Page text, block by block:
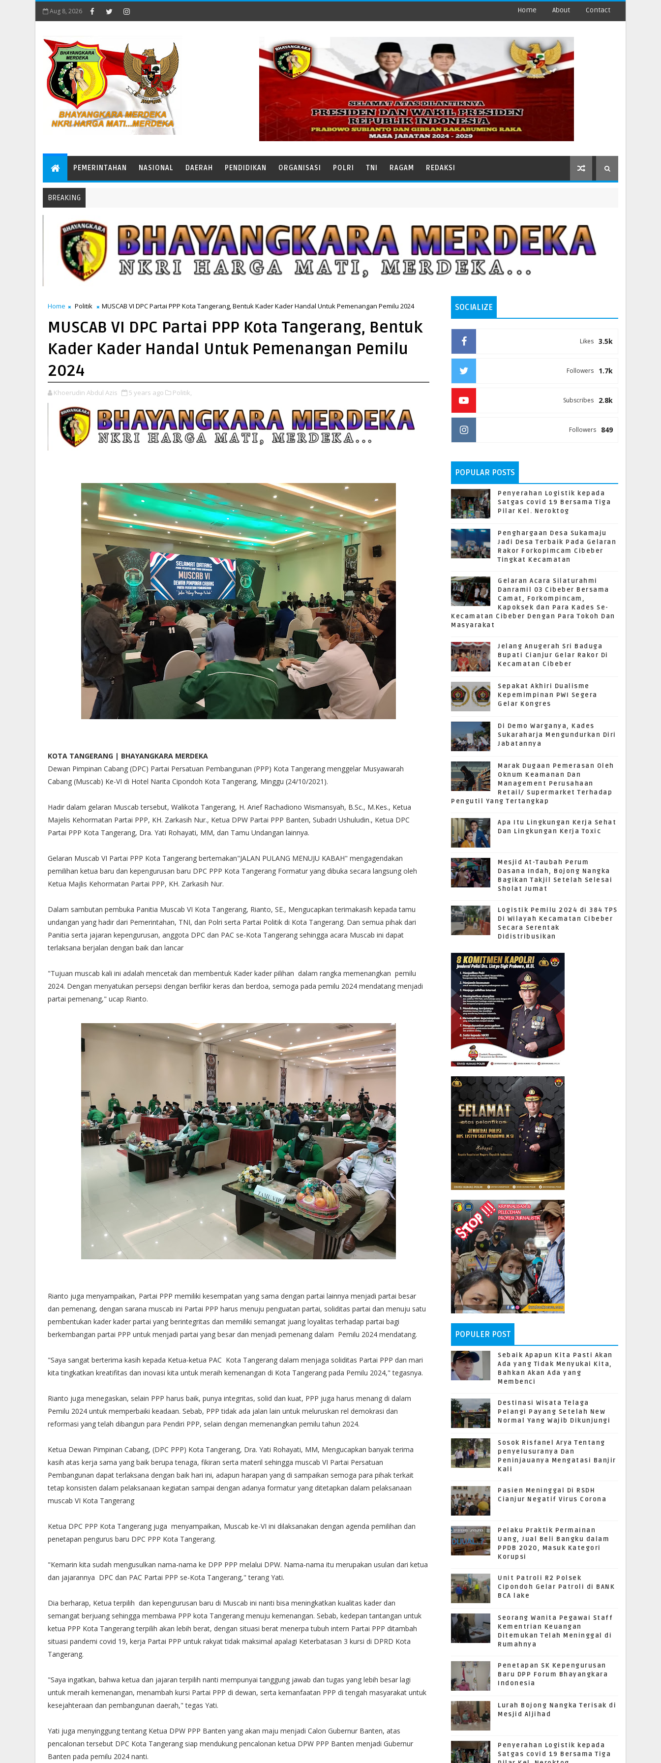
Aug 8, 2026 Home About Contact
PEMERINTAHAN NASIONAL DAERAH PENDIDIKAN ORGANISASI POLRI TNI RAGAM REDAKSI
BREAKING
Home Politik MUSCAB VI DPC Partai PPP Kota Tangerang, Bentuk Kader Kader Handal Untuk Pemenangan Pemilu 2024
MUSCAB VI DPC Partai PPP Kota Tangerang, Bentuk
Kader Kader Handal Untuk Pemenangan Pemilu
2024
Khoerudin Abdul Azis 5 years ago Politik,
KOTA TANGERANG | BHAYANGKARA MERDEKA
Dewan Pimpinan Cabang (DPC) Partai Persatuan Pembangunan (PPP) Kota Tangerang menggelar Musyawarah
Cabang (Muscab) Ke-VI di Hotel Narita Cipondoh Kota Tangerang, Minggu (24/10/2021).
Hadir dalam gelaran Muscab tersebut, Walikota Tangerang, H. Arief Rachadiono Wismansyah, B.Sc., M.Kes., Ketua
Majelis Kehormatan Partai PPP, KH. Zarkasih Nur., Ketua DPW Partai PPP Banten, Subadri Ushuludin., Ketua DPC
Partai PPP Kota Tangerang, Dra. Yati Rohayati, MM, dan Tamu Undangan lainnya.
Gelaran Muscab VI Partai PPP Kota Tangerang bertemakan"JALAN PULANG MENUJU KABAH" mengagendakan
pemilihan ketua baru dan kepengurusan baru DPC PPP Kota Tangerang Formatur yang dibuka secara langsung oleh
Ketua Majlis Kehormatan Partai PPP, KH. Zarkasih Nur.
Dalam sambutan pembuka Panitia Muscab VI Kota Tangerang, Rianto, SE., Mengucapkan terimakasih kepada tamu
undangan yang hadir dari Pemerintahan, TNI, dan Polri serta Partai Politik di Kota Tangerang. Dan semua pihak dari
Panitia serta jajaran kepengurusan, anggota DPC dan PAC se-Kota Tangerang sehingga acara Muscab ini dapat
terlaksana berjalan dengan baik dan lancar
"Tujuan muscab kali ini adalah mencetak dan membentuk Kader kader pilihan dalam rangka memenangkan pemilu
2024. Dengan menyatukan persepsi dengan berfikir keras dan berdoa, semoga pada pemilu 2024 mendatang menjadi
partai pemenang," ucap Rianto.
Rianto juga menyampaikan, Partai PPP memiliki kesempatan yang sama dengan partai lainnya menjadi partai besar
dan pemenang, dengan sarana muscab ini Partai PPP harus menuju penguatan partai, soliditas partai dan menuju satu
pembentukan kader kader partai yang berintegritas dan memiliki semangat juang loyalitas terhadap partai bagi
berkembangan partai PPP untuk menjadi partai yang besar dan menjadi pemenang dalam Pemilu 2024 mendatang.
"Saya sangat berterima kasih kepada Ketua-ketua PAC Kota Tangerang dalam menjaga soliditas Partai PPP dan mari
kita tingkatkan kreatifitas dan inovasi kita untuk meraih kemenangan di Kota Tangerang pada Pemilu 2024," tegasnya.
Rianto juga menegaskan, selain PPP harus baik, punya integritas, solid dan kuat, PPP juga harus menang di dalam
Pemilu 2024 untuk memperbaiki keadaan. Sebab, PPP tidak ada jalan lain untuk meluruskan rel demokrasi dan
reformasi yang telah dibangun para Pendiri PPP, selain dengan memenangkan pemilu tahun 2024.
Ketua Dewan Pimpinan Cabang, (DPC PPP) Kota Tangerang, Dra. Yati Rohayati, MM, Mengucapkan banyak terima
kasih atas kerja sama yang baik berupa tenaga, fikiran serta materil sehingga muscab VI Partai Persatuan
Pembangunan dapat terlaksana dengan baik hari ini, adapun harapan yang di sampaikan semoga para pihak terkait
tetap konsisten dalam pelaksanaan kegiatan sampai dengan adanya formatur yang ditetapkan dalam pelaksanaan
muscab VI Kota Tangerang
Ketua DPC PPP Kota Tangerang juga menyampaikan, Muscab ke-VI ini dilaksanakan dengan agenda pemilihan dan
penetapan pengurus baru DPC PPP Kota Tangerang.
"Kemarin kita sudah mengusulkan nama-nama ke DPP PPP melalui DPW. Nama-nama itu merupakan usulan dari ketua
dan jajarannya DPC dan PAC Partai PPP se-Kota Tangerang," terang Yati.
Dia berharap, Ketua terpilih dan kepengurusan baru di Muscab ini nanti bisa meningkatkan kualitas kader dan
semangat berjuang sehingga membawa PPP kota Tangerang menuju kemenangan. Sebab, kedepan tantangan untuk
ketua PPP Kota Tangerang terpilih akan lebih berat, dengan situasi berat menerpa tubuh intern Partai PPP ditambah
situasi pandemi covid 19, kerja Partai PPP untuk rakyat tidak maksimal apalagi Keterbatasan 3 kursi di DPRD Kota
Tangerang.
"Saya ingatkan, bahwa ketua dan jajaran terpilih nanti mempunyai tanggung jawab dan tugas yang lebih besar lagi
untuk meraih kemenangan, menambah kursi Partai PPP di dewan, serta kemanfaatan PPP di tengah masyarakat untuk
kesejahteraan dan pembangunan daerah," tegas Yati.
Yati juga menyinggung tentang Ketua DPW PPP Banten yang akan maju menjadi Calon Gubernur Banten, atas
pencalonan tersebut DPC Kota Tangerang siap mendukung pencalonan ketua DPW PPP Banten menjadi Gubernur
Banten pada pemilu 2024 nanti.
SOCIALIZE
3.5k
Likes
1.7k
Followers
2.8k
Subscribes
849
Followers
POPULAR POSTS
Penyerahan Logistik kepada
Satgas covid 19 Bersama Tiga
Pilar Kel. Neroktog
Penghargaan Desa Sukamaju
Jadi Desa Terbaik Pada Gelaran
Rakor Forkopimcam Cibeber
Tingkat Kecamatan
Gelaran Acara Silaturahmi
Danramil 03 Cibeber Bersama
Camat, Forkompincam,
Kapoksek dan Para Kades Se-
Kecamatan Cibeber Dengan Para Tokoh Dan
Masyarakat
Jelang Anugerah Sri Baduga
Bupati Cianjur Gelar Rakor Di
Kecamatan Cibeber
Sepakat Akhiri Dualisme
Kepemimpinan PWI Segera
Gelar Kongres
Di Demo Warganya, Kades
Sukaraharja Mengundurkan Diri
Jabatannya
Marak Dugaan Pemerasan Oleh
Oknum Keamanan Dan
Management Perusahaan
Retail/ Supermarket Terhadap
Pengutil Yang Tertangkap
Apa Itu Lingkungan Kerja Sehat
Dan Lingkungan Kerja Toxic
Mesjid At-Taubah Perum
Dasana Indah, Bojong Nangka
Bagikan Takjil Setelah Selesai
Sholat Jumat
Logistik Pemilu 2024 di 384 TPS
Di Wilayah Kecamatan Cibeber
Secara Serentak
Didistribusikan
POPULER POST
Sebaik Apapun Kita Pasti Akan
Ada yang Tidak Menyukai Kita,
Bahkan Akan Ada yang
Membenci
Destinasi Wisata Telaga
Pelangi Payang Setelah New
Normal Yang Wajib Dikunjungi
Sosok Risfanel Arya Tentang
penyelusuranya Dan
Peninjauanya Mengatasi Banjir
Kali
Pasien Meninggal Di RSDH
Cianjur Negatif Virus Corona
Pelaku Praktik Permainan
Uang, Jual Beli Bangku dalam
PPDB 2020, Masuk Kategori
Korupsi
Unit Patroli R2 Polsek
Cipondoh Gelar Patroli di BANK
BCA lake
Seorang Wanita Pegawai Staff
Kementrian Keuangan
Ditemukan Telah Meninggal di
Rumahnya
Penetapan SK Kepengurusan
Baru DPP Forum Bhayangkara
Indonesia
Lurah Bojong Nangka Terisak di
Mesjid Aljihad
Penyerahan Logistik kepada
Satgas covid 19 Bersama Tiga